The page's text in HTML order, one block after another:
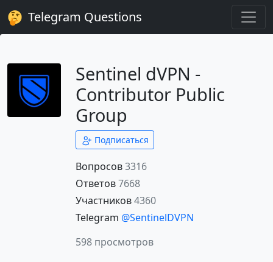
Telegram Questions
Sentinel dVPN -
Contributor Public
Group
Подписаться
Вопросов3316
Ответов7668
Участников4360
Telegram @SentinelDVPN
598 просмотров